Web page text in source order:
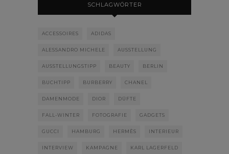
SCHLAGWÖRTER
ACCESSOIRES ADIDAS
ALESSANDRO MICHELE AUSSTELLUNG
AUSSTELLUNGSTIPP BEAUTY BERLIN
BUCHTIPP BURBERRY CHANEL
DAMENMODE DIOR DÜFTE
FALL-WINTER FOTOGRAFIE GADGETS
GUCCI HAMBURG HERMÈS INTERIEUR
INTERVIEW KAMPAGNE KARL LAGERFELD